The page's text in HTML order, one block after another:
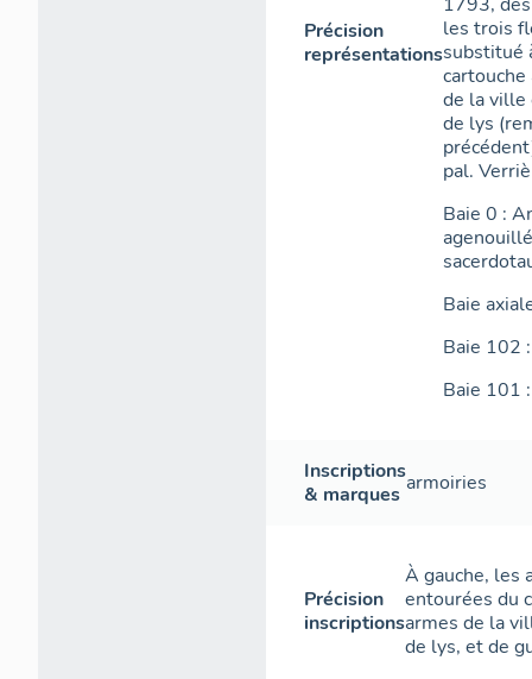
Précision
représentations
les trois
substitué
de la ville
de lys
pal.
Baie 0 :
Baie
Baie 102
Baie 101
Inscriptions
& marques armoiries
Précision
inscriptions
À gauche, les
entourées du
armes de la
de lys, et de